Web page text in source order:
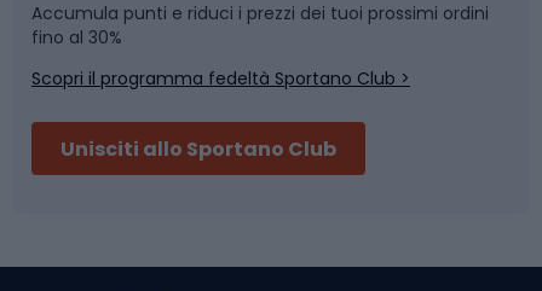
Skitouring
Abbigliamento da escursionismo
Pattinaggio
Componenti per biciclette
Accumula punti e riduci i prezzi dei tuoi prossimi ordini
fino al 30%
Scopri il programma fedeltà Sportano Club >
Unisciti allo Sportano Club